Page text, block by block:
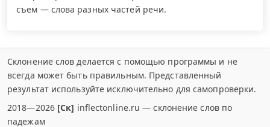
съем — слова разных частей речи.
Склонение слов делается с помощью программы и не
всегда может быть правильным. Представленный
результат используйте исключительно для самопроверки.
2018—2026 [Ск] inflectonline.ru — склонение слов по
падежам